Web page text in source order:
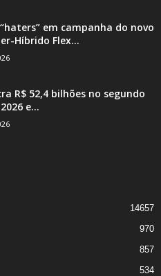
em campanha do novo
Híbrido Flex...
R$ 52,4 bilhões no segundo
e...
14657
970
857
534